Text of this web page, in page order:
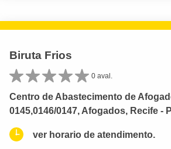
Biruta Frios
0 aval.
Centro de Abastecimento de
0145,0146/0147, Afogados, Recife -
ver horario de atendimento.